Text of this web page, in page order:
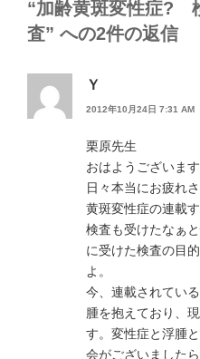
“加齢黄斑変性症?
査” への2件の返信
Ｙ
2012年10月24日 7:31 AM
栗原先生
おはようございます
日々本当にお疲れ
黄斑変性症の連載
検査も受けたなぁ
に受けた検査の目
よ。
今、連載されてい
腫を抱えており、
す。変性症と浮腫
会がございました